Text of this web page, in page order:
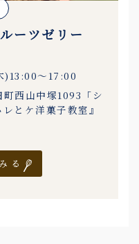
ーツゼリー
)13:00〜17:00
西山中塚1093「シ
とケ洋菓子教室』
る